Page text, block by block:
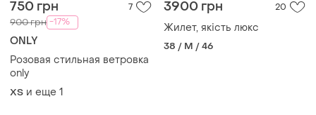
750 грн 7
900 грн -17%
ONLY
Розовая стильная ветровка
only
ХS и еще 1
3900 грн 20
Жилет, якість люкс
38 / M / 46